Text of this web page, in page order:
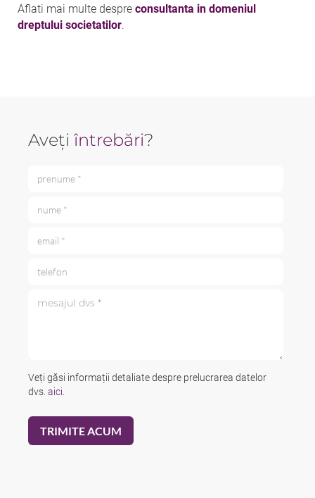
Aflati mai multe despre consultanta in domeniul
dreptului societatilor.
Aveți întrebări?
Veți găsi informații detaliate despre prelucrarea datelor
dvs. aici